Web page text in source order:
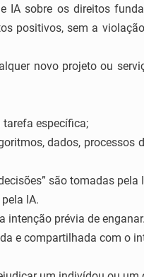
IA sobre os direitos
positivos, sem a
novo projeto ou
específica;
dados, processos
são tomadas pela
IA.
intenção prévia de enganar.
e compartilhada com o